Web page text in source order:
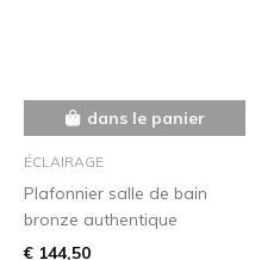
dans le panier
ÉCLAIRAGE
Plafonnier salle de bain
bronze authentique
€ 144,50